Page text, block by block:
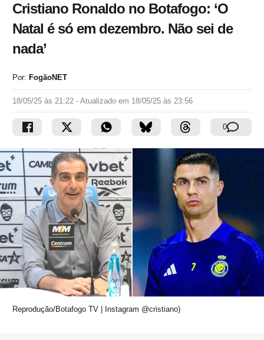
Cristiano Ronaldo no Botafogo: ‘O
Natal é só em dezembro. Não sei de
nada’
Por: FogãoNET
18/05/25 às 21:22 - Atualizado em 18/05/25 às 23:56
0
Reprodução/Botafogo TV | Instagram @cristiano)